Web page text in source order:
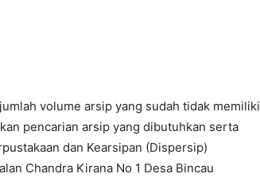
volume arsip yang sudah tidak memiliki
pencarian arsip yang dibutuhkan serta
dan Kearsipan (Dispersip)
Chandra Kirana No 1 Desa Bincau